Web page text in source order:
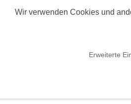
Wir verwenden Cookies und
Erweiterte
Events amselben Tag
LANGSAM LÄUFER